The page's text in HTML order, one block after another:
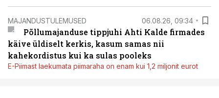
MAJANDUSTULEMUSED 06.08.26, 09:34
Põllumajanduse tippjuhi Ahti Kalde firmades
käive üldiselt kerkis, kasum samas nii
kahekordistus kui ka sulas pooleks
E-Piimast laekumata piimaraha on enam kui 1,2 miljonit eurot